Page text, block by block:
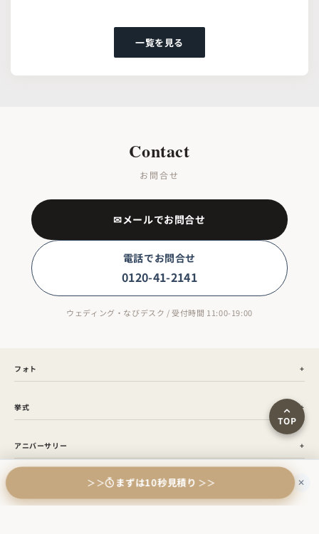
＞＞ まずは10秒見積り ＞＞ ✕
TOP
一覧を見る
Contact
お問合せ
✉メールでお問合せ
電話でお問合せ
0120-41-2141
ウェディング・なびデスク / 受付時間 11:00-19:00
フォト
挙式
アニバーサリー